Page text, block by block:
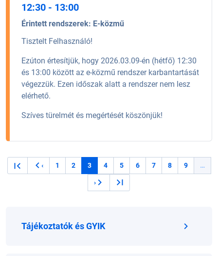
12:30 - 13:00
Érintett rendszerek: E-közmű
Tisztelt Felhasználó!
Ezúton értesítjük, hogy 2026.03.09-én (hétfő) 12:30
és 13:00 között az e-közmű rendszer karbantartását
végezzük. Ezen időszak alatt a rendszer nem lesz
elérhető.
Szíves türelmét és megértését köszönjük!
Oldalszámozás
Előző oldal
‹
Oldal
1
Oldal
2
Jelenlegi oldal
3
Oldal
4
Oldal
5
Oldal
6
Oldal
7
Oldal
8
Oldal
9 …
Következő oldal
›
Tájékoztatók és GYIK